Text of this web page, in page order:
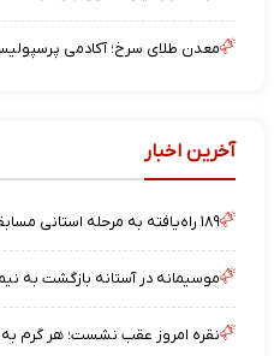
معدن طلای سرخ؛ آکادمی پرسپولیس ۱۰۰ میلیاردی
آخرین اخبار
۱۸۹ راه‌یافته به مرحله استانی مسابقات قرآن کرمانشاه معرفی شدند
موسیمانه در آستانه بازگشت به
نقره امروز عقب نشست؛ هر گرم به ۳۸۴ هزار و ۱۰۰ تومان رسید